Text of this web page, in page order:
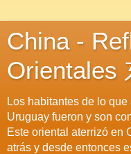
China -
Orientales
Los habitantes de lo
Uruguay fueron y son
Este oriental aterrizó en
atrás y desde entonces